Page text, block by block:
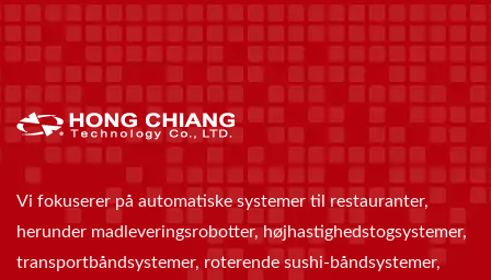
Vi fokuserer på automatiske systemer til restauranter,
herunder madleveringsrobotter, højhastighedstogsystemer,
transportbåndsystemer, roterende sushi-båndsystemer,